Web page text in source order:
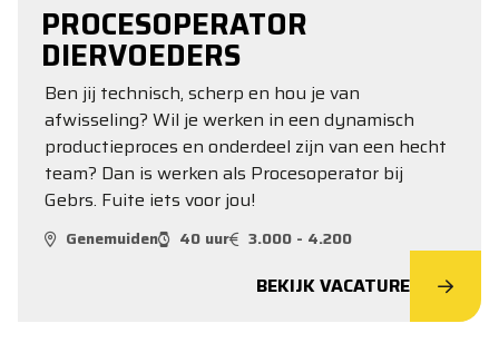
PROCESOPERATOR
DIERVOEDERS
Ben jij technisch, scherp en hou je van
afwisseling? Wil je werken in een dynamisch
productieproces en onderdeel zijn van een hecht
team? Dan is werken als Procesoperator bij
Gebrs. Fuite iets voor jou!
Genemuiden 40 uur 3.000 - 4.200
BEKIJK VACATURE